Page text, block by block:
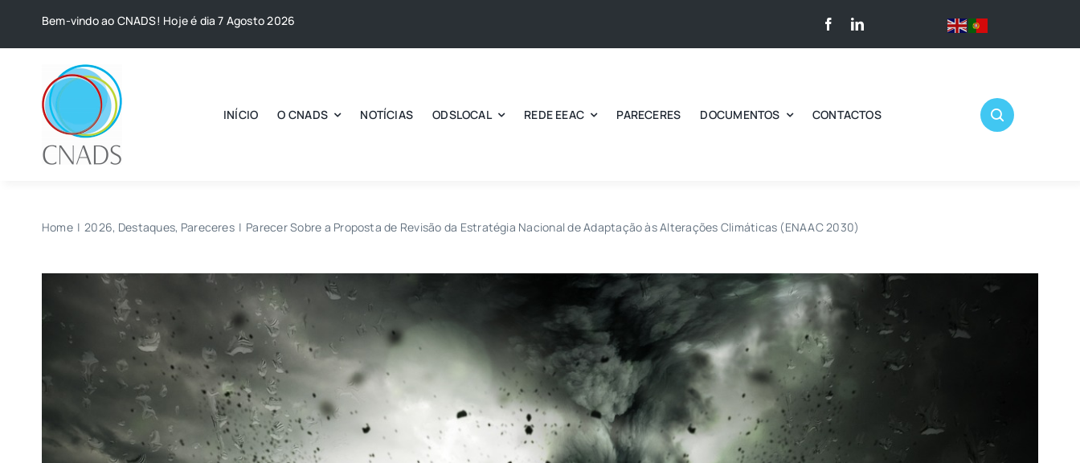
Bem-vindo ao CNADS! Hoje é dia 7 Agosto 2026
INÍCIO O CNADS NOTÍCIAS ODSLOCAL REDE EEAC PARECERES DOCUMENTOS CONTACTOS
Home 2026 Destaques Pareceres Parecer Sobre a Proposta de Revisão da Estratégia Nacional de Adaptação às Alterações Climáticas (ENAAC 2030)